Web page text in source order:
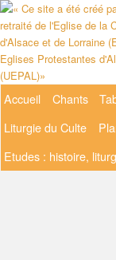
Aller
au
contenu
principal
Menu
Accueil Chants
Liturgie du Culte
Etudes : histoire,